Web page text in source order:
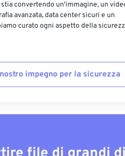
convertendo un'immagine, un
avanzata, data center sicuri e un
curato ogni aspetto della
impegno per la sicurezza